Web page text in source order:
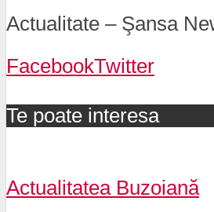
Actualitate – Şansa
FacebookTwitter
Te poate interesa
Actualitatea Buzoiană